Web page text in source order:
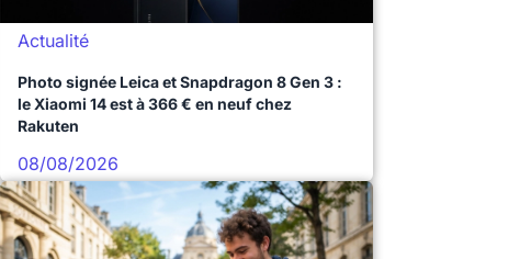
Actualité
Photo signée Leica et Snapdragon 8 Gen 3 :
le Xiaomi 14 est à 366 € en neuf chez
Rakuten
08/08/2026